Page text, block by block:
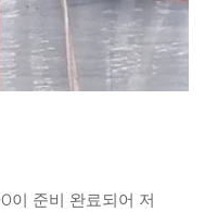
이 준비 완료되어 저